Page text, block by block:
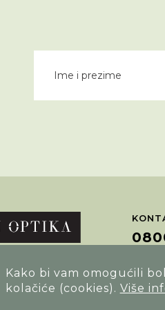
Kako bi vam omogućili
kolačiće (cookies). Više